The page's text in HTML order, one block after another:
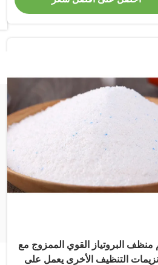
منظف البروتياز القوي الممزوج مع
5 إنزيمات التنظيف الأخرى يعمل على